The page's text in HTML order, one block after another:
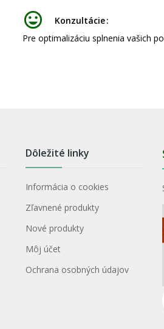
Konzultácie
Pre optimalizáciu splnenia vašich
Dôležité linky
Informácia o cookies
Zľavnené produkty
Nové produkty
Môj účet
Ochrana osobných údajov